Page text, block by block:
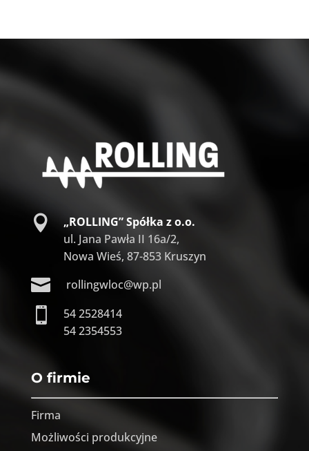

„ROLLING” Spółka z o.o.
ul. Jana Pawła II 16a/2,
Nowa Wieś, 87-853 Kruszyn
 rollingwloc@wp.pl

54 2528414
54 2354553
O firmie
Firma
Możliwości produkcyjne